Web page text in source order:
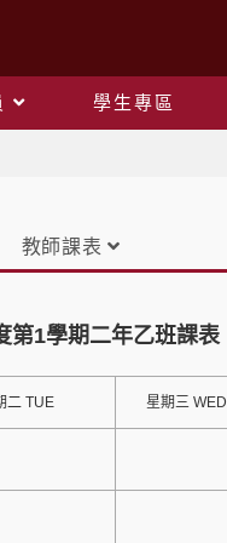
學生專區
教師課表
第1學期二年乙班課表
二 TUE 星期三 WED